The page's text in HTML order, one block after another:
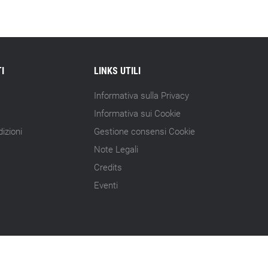
appuntamenti
14.07.26 - 10:00
Mcc colloca social bond da 500 mln
La Bce introduce i climate factor nelle
garanzie bancarie
LINKS UTILI
Informativa sulla Privacy
Informativa sui Cookie
Gestione consensi Cookie
Note Legali
Credits
Eventi